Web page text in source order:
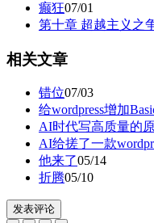
癫狂07/01
第十章 超越主义之
相关文章
错位07/03
给wordpress增加
AI时代写高质量的
AI给搓了一款
他来了05/14
折腾05/10
发表评论